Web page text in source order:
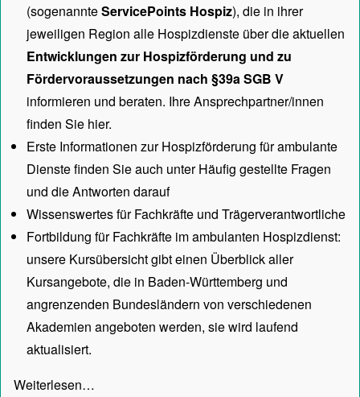
(sogenannteServicePoints Hospiz), die in ihrer
jeweiligen Region alle Hospizdienste über die aktuellen
Entwicklungen zur Hospizförderung und zu
Fördervoraussetzungen nach §39a SGB V
informieren und beraten. Ihre Ansprechpartner/innen
finden Sie hier.
Erste Informationen zur Hospizförderung für ambulante
Dienste finden Sie auch unterHäufig gestellte Fragen
und die Antworten darauf
Wissenswertes für Fachkräfte und Trägerverantwortliche
Fortbildung für Fachkräfte im ambulanten Hospizdienst:
unsere Kursübersichtgibt einen Überblick aller
Kursangebote, die in Baden-Württemberg und
angrenzenden Bundesländern von verschiedenen
Akademien angeboten werden, sie wird laufend
aktualisiert.
Weiterlesen…